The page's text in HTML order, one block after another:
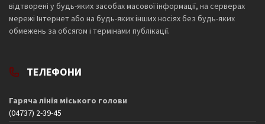
відтворені у будь-яких засобах масової інформації, на серверах
мережі Інтернет або на будь-яких інших носіях без будь-яких
обмежень за обсягом і термінами публікації.
ТЕЛЕФОНИ
Гаряча лінія міського голови
(04737) 2-39-45